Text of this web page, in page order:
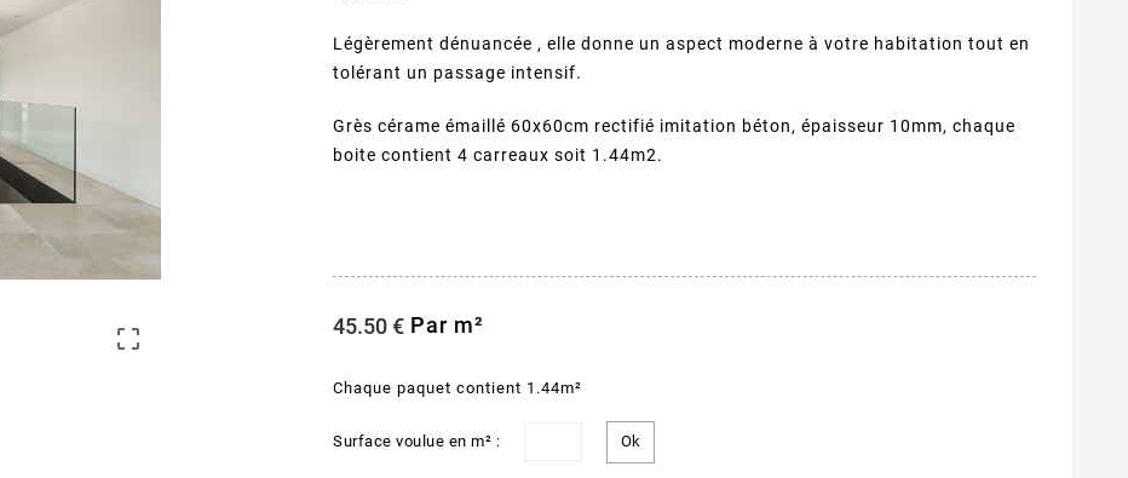

Légèrement dénuancée , elle donne un aspect moderne à votre habitation tout en
tolérant un passage intensif.
Grès cérame émaillé 60x60cm rectifié imitation béton, épaisseur 10mm, chaque
boite contient 4 carreaux soit 1.44m2.
45.50 € Par m²
Chaque paquet contient 1.44m²
Surface voulue en m² :